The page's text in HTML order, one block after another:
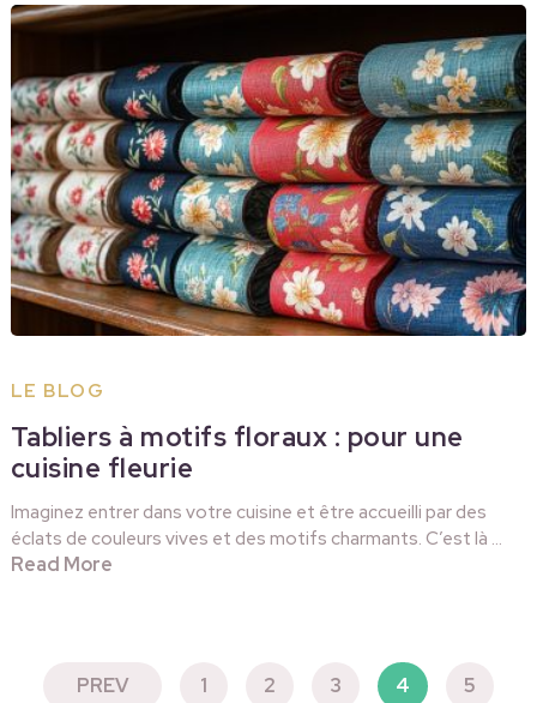
LE BLOG
Tabliers à motifs floraux : pour une
cuisine fleurie
Imaginez entrer dans votre cuisine et être accueilli par des
éclats de couleurs vives et des motifs charmants. C’est là …
Read More
PAGINATION
PREV 1 2 3 4
5